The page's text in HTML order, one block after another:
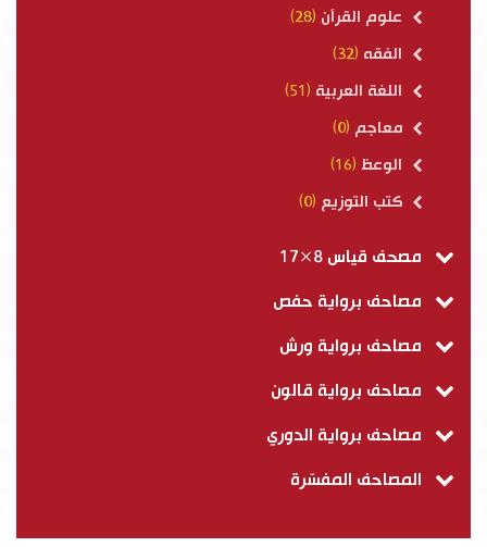
علوم القرآن (28)
الفقه (32)
اللغة العربية (51)
معاجم (0)
الوعظ (16)
كتب التوزيع (0)
مصحف قياس 8×17
مصاحف برواية حفص
مصاحف برواية ورش
مصاحف برواية قالون
مصاحف برواية الدوري
المصاحف المفسّرة